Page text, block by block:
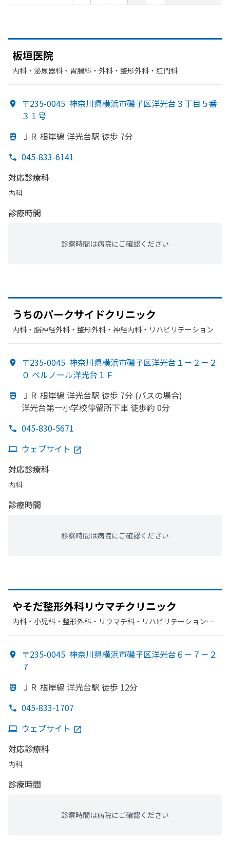
板垣医院
内科・​泌尿器科・​胃腸科・​外科・​整形外科・​肛門科
〒235-0045 神奈川県横浜市磯子区洋光台３丁目５番
３１号
ＪＲ 根岸線 洋光台駅 徒歩 7分
045-833-6141
対応診療科
内科
診療時間
診察時間は病院にご確認ください
うちのパークサイドクリニック
内科・​脳神経外科・​整形外科・​神経内科・​リハビリテーション
〒235-0045 神奈川県横浜市磯子区洋光台１－２－２
０ ベルノール洋光台１Ｆ
ＪＲ 根岸線 洋光台駅 徒歩 7分 (バスの場合)
洋光台第一小学校停留所下車 徒歩約 0分
045-830-5671
ウェブサイト
対応診療科
内科
診療時間
診察時間は病院にご確認ください
やそだ整形外科リウマチクリニック
内科・​小児科・​整形外科・​リウマチ科・​リハビリテーション・​
〒235-0045 神奈川県横浜市磯子区洋光台６－７－２
７
ＪＲ 根岸線 洋光台駅 徒歩 12分
045-833-1707
ウェブサイト
対応診療科
内科
診療時間
診察時間は病院にご確認ください